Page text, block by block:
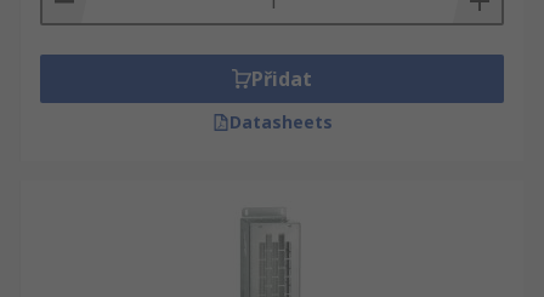
Přidat
Datasheets